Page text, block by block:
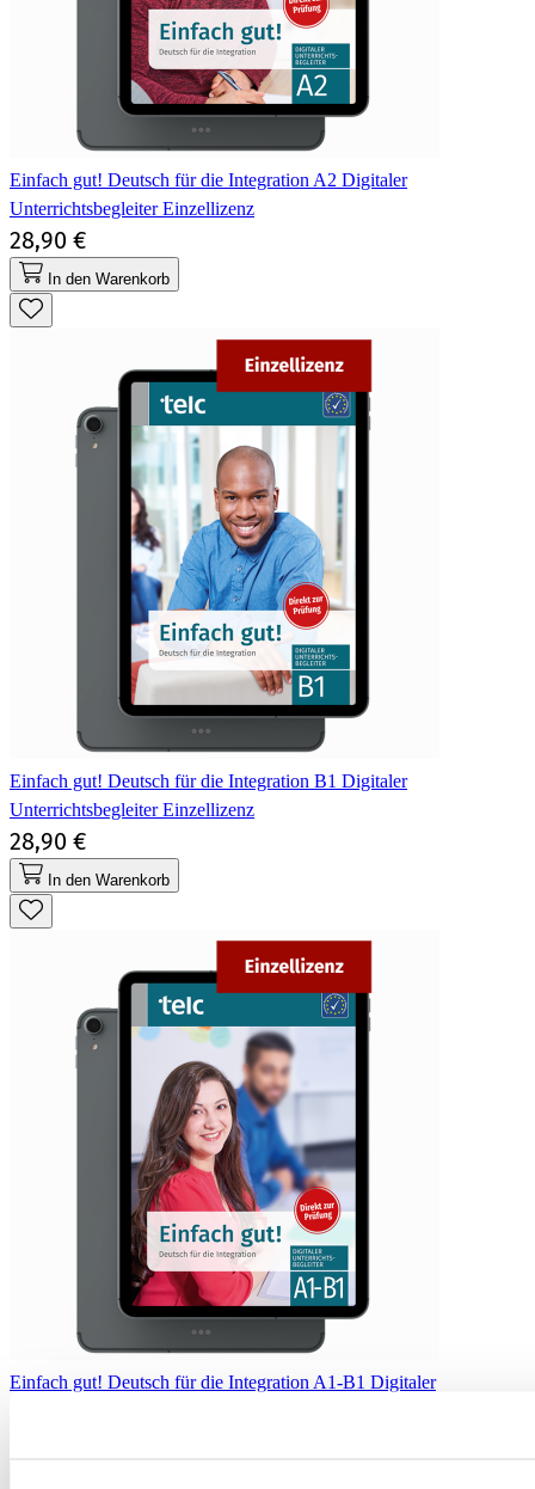
Einfach gut! Deutsch für die Integration A2 Digitaler
Unterrichtsbegleiter Einzellizenz
28,90 €
In den Warenkorb
Einfach gut! Deutsch für die Integration B1 Digitaler
Unterrichtsbegleiter Einzellizenz
28,90 €
In den Warenkorb
Einfach gut! Deutsch für die Integration A1-B1 Digitaler